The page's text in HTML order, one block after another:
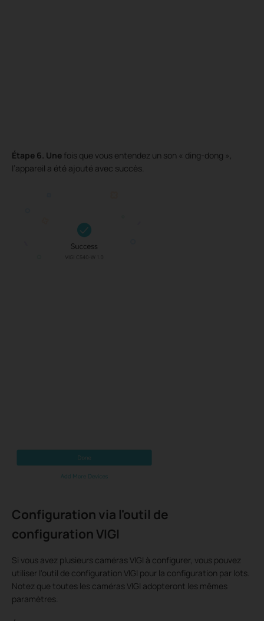
Étape 6. Une fois que vous entendez un son « ding-dong »,
l’appareil a été ajouté avec succès.
Configuration via l'outil de
configuration VIGI
Si vous avez plusieurs caméras VIGI à configurer, vous pouvez
utiliser l'outil de configuration VIGI pour la configuration par lots.
Notez que toutes les caméras VIGI adopteront les mêmes
paramètres.